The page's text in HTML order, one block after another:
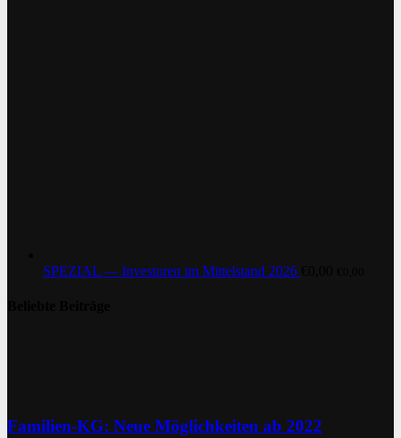
SPEZIAL — Investoren im Mittelstand 2026
Familien-KG: Neue Möglichkeiten ab 2022